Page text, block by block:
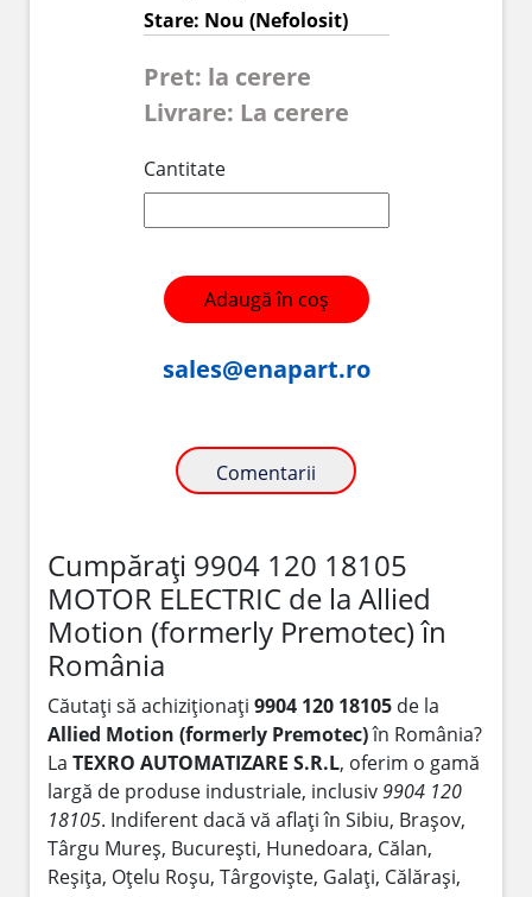
Stare: Nou (Nefolosit)
Pret: la cerere
Livrare: La cerere
Cantitate
Adaugă în coș
sales@enapart.ro
Comentarii
Cumpărați 9904 120 18105
MOTOR ELECTRIC de la Allied
Motion (formerly Premotec) în
România
Căutați să achiziționați 9904 120 18105 de la
Allied Motion (formerly Premotec)în România?
La TEXRO AUTOMATIZARE S.R.L, oferim o gamă
largă de produse industriale, inclusiv9904 120
18105. Indiferent dacă vă aflați în Sibiu, Brașov,
Târgu Mureș, București, Hunedoara, Călan,
Reșița, Oțelu Roșu, Târgoviște, Galați, Călărași,